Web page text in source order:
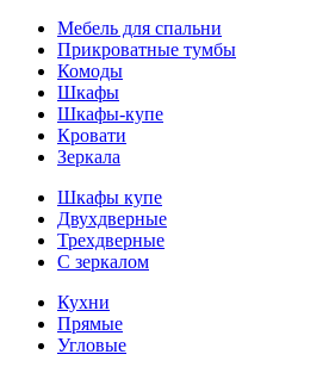
Мебель для спальни
Прикроватные тумбы
Комоды
Шкафы
Шкафы-купе
Кровати
Зеркала
Шкафы купе
Двухдверные
Трехдверные
С зеркалом
Кухни
Прямые
Угловые